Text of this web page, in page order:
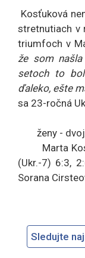
Kosťuková
stretnutiach v
triumfoch v
že som
setoch to
ďaleko, ešte
sa 23-ročná
ženy -
Marta
(Ukr.-7) 6:3,
Sorana
Sledujte